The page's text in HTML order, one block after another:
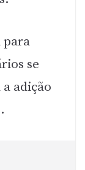
para
se
adição